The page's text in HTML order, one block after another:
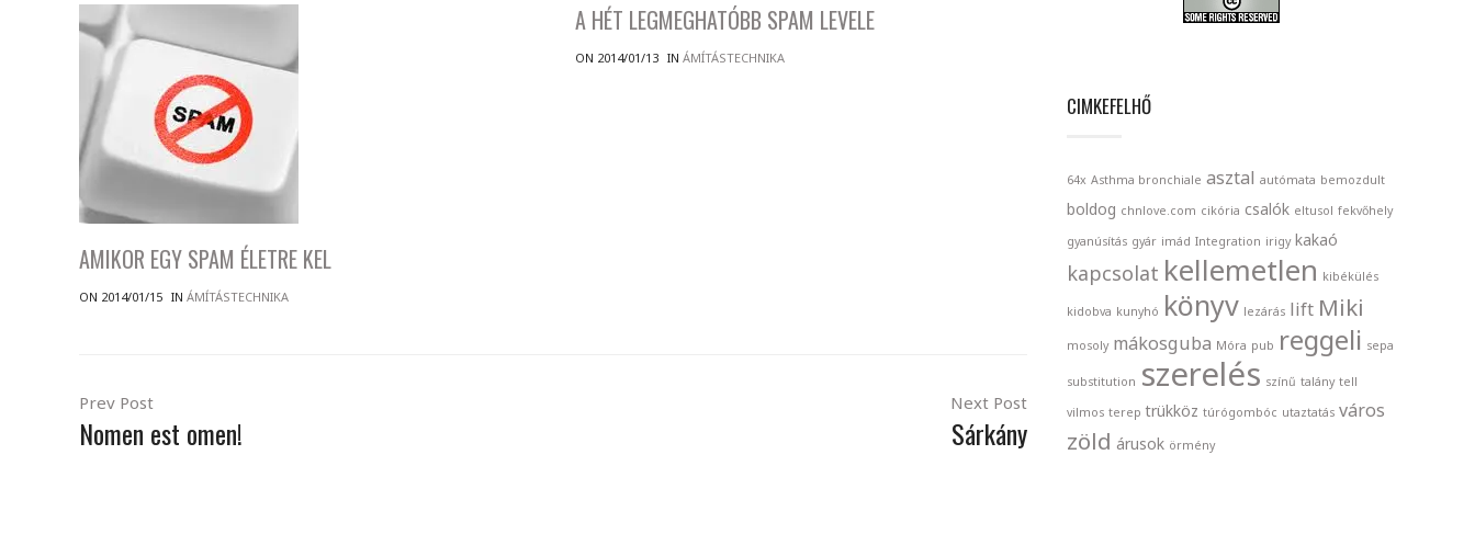
AMIKOR EGY SPAM ÉLETRE KEL
ON 2014/01/15 IN ÁMÍTÁSTECHNIKA
A HÉT LEGMEGHATÓBB SPAM LEVELE
ON 2014/01/13 INÁMÍTÁSTECHNIKA
Prev Post
Nomen est omen!
Next Post
Sárkány
CIMKEFELHŐ
64x Asthma bronchiale asztal autómata bemozdult
boldog chnlove.com cikória csalók eltusol fekvőhely
gyanúsítás gyár imád Integration irigy kakaó
kapcsolat kellemetlen kibékülés
kidobva kunyhó könyv lezárás lift Miki
mosoly mákosguba Móra pub reggeli sepa
substitution szerelés színű talány tell
vilmos terep trükköz túrógombóc utaztatás város
zöld árusok örmény